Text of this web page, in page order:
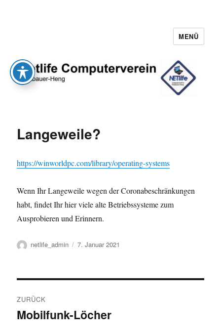
MENÜ
Langeweile?
https://winworldpc.com/library/operating-systems
Wenn Ihr Langeweile wegen der Coronabeschränkungen
habt, findet Ihr hier viele alte Betriebssysteme zum
Ausprobieren und Erinnern.
Autor
netlife_admin
Veröffentlicht
7. Januar 2021
ZURÜCK
Vorheriger
Mobilfunk-Löcher